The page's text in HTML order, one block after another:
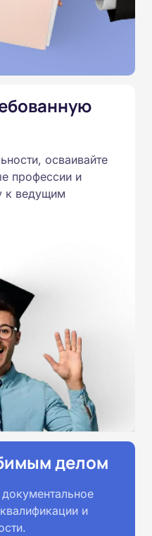
по всем
N 534 в
стандартами
образования.
о
осваивайте
профессии и
к ведущим
делом
и